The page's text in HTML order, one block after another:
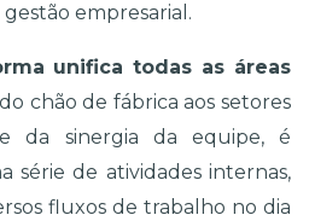
empresarial.
unifica todas as áreas
chão de fábrica aos setores
da sinergia da equipe, é
série de atividades internas,
fluxos de trabalho no dia